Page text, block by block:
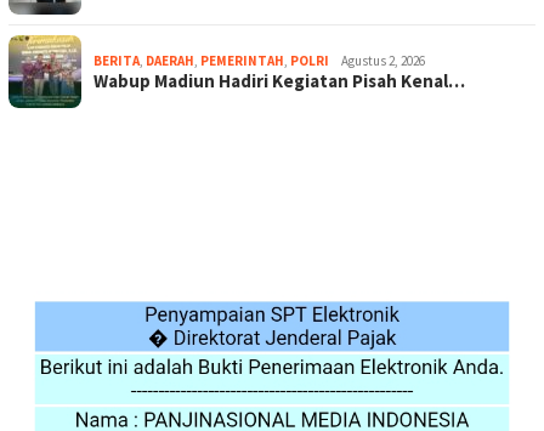
BERITA DAERAH PEMERINTAH POLRI Agustus 2, 2026
Wabup Madiun Hadiri Kegiatan Pisah Kenal…